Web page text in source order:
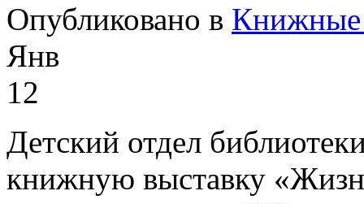
Опубликовано в Книжные
Янв
12
Детский отдел
книжную выставку